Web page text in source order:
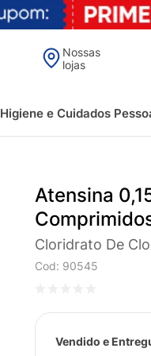
Nossas
lojas
Higiene e Cuidados
Atensina
Cloridrato De
Cod: 90545
Vendido e